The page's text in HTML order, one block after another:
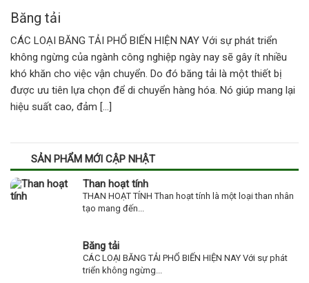
Băng tải
CÁC LOẠI BĂNG TẢI PHỔ BIẾN HIỆN NAY Với sự phát triển
không ngừng của ngành công nghiệp ngày nay sẽ gây ít nhiều
khó khăn cho việc vận chuyển. Do đó băng tải là một thiết bị
được ưu tiên lựa chọn để di chuyển hàng hóa. Nó giúp mang lại
hiệu suất cao, đảm […]
SẢN PHẨM MỚI CẬP NHẬT
Than hoạt tính
THAN HOẠT TÍNH Than hoạt tính là một loại than nhân
tạo mang đến...
Băng tải
CÁC LOẠI BĂNG TẢI PHỔ BIẾN HIỆN NAY Với sự phát
triển không ngừng...